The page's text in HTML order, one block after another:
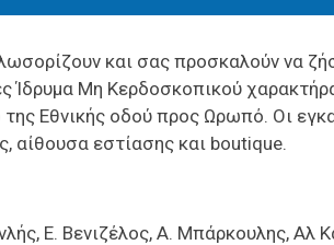
και σας προσκαλούν να
Ίδρυμα Μη Κερδοσκοπικού
Εθνικής οδού προς Ωρωπό. Οι
αίθουσα εστίασης και boutique.
Ε. Βενιζέλος, Α. Μπάρκουλης, Αλ